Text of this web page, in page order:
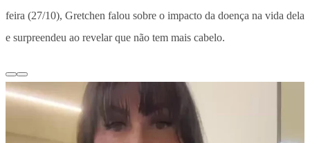
feira (27/10), Gretchen falou sobre o impacto da doença na vida dela
e surpreendeu ao revelar que não tem mais cabelo.